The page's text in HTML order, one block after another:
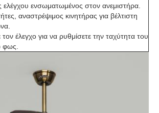
ελέγχου ενσωματωμένος στον ανεμιστήρα.
αναστρέψιμος κινητήρας για βέλτιστη
έλεγχο για να ρυθμίσετε την ταχύτητα του
φως.